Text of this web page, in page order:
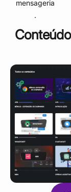
mensageria
.